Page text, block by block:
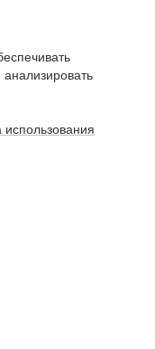
использования